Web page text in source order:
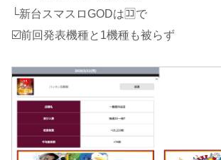
└新台スマスロGODは🈁で
☑️前回発表機種と1機種も被らず